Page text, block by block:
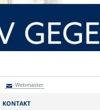
Webmaster
KONTAKT